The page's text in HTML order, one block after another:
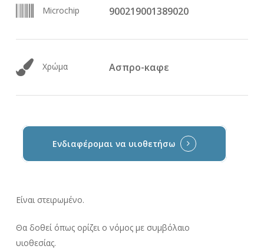
Microchip 900219001389020
Χρώμα Ασπρο-καφε
Ενδιαφέρομαι να υιοθετήσω
Είναι στειρωμένο.
Θα δοθεί όπως ορίζει ο νόμος με συμβόλαιο
υιοθεσίας.